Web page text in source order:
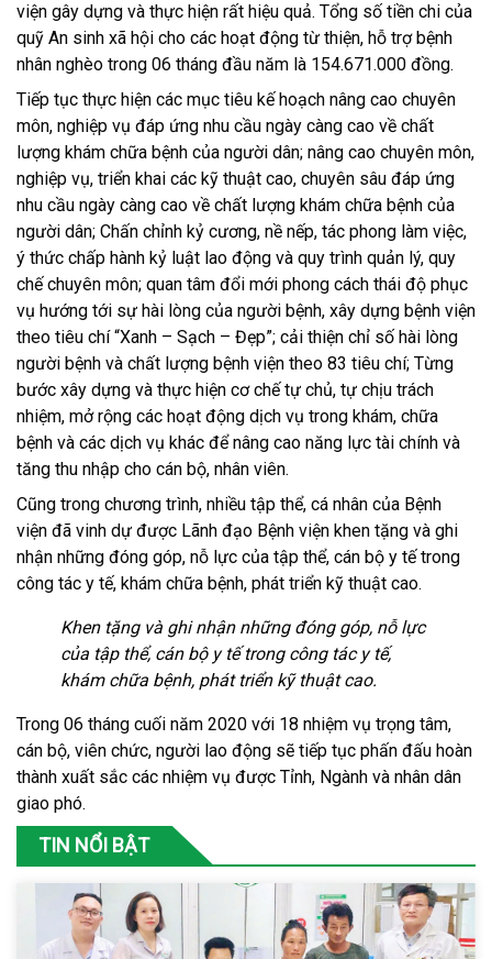
viện gây dựng và thực hiện rất hiệu quả. Tổng số tiền chi của
quỹ An sinh xã hội cho các hoạt động từ thiện, hỗ trợ bệnh
nhân nghèo trong 06 tháng đầu năm là 154.671.000 đồng.
Tiếp tục thực hiện các mục tiêu kế hoạch nâng cao chuyên
môn, nghiệp vụ đáp ứng nhu cầu ngày càng cao về chất
lượng khám chữa bệnh của người dân; nâng cao chuyên môn,
nghiệp vụ, triển khai các kỹ thuật cao, chuyên sâu đáp ứng
nhu cầu ngày càng cao về chất lượng khám chữa bệnh của
người dân; Chấn chỉnh kỷ cương, nề nếp, tác phong làm việc,
ý thức chấp hành kỷ luật lao động và quy trình quản lý, quy
chế chuyên môn; quan tâm đổi mới phong cách thái độ phục
vụ hướng tới sự hài lòng của người bệnh, xây dựng bệnh viện
theo tiêu chí “Xanh – Sạch – Đẹp”; cải thiện chỉ số hài lòng
người bệnh và chất lượng bệnh viện theo 83 tiêu chí; Từng
bước xây dựng và thực hiện cơ chế tự chủ, tự chịu trách
nhiệm, mở rộng các hoạt động dịch vụ trong khám, chữa
bệnh và các dịch vụ khác để nâng cao năng lực tài chính và
tăng thu nhập cho cán bộ, nhân viên.
Cũng trong chương trình, nhiều tập thể, cá nhân của Bệnh
viện đã vinh dự được Lãnh đạo Bệnh viện khen tặng và ghi
nhận những đóng góp, nỗ lực của tập thể, cán bộ y tế trong
công tác y tế, khám chữa bệnh, phát triển kỹ thuật cao.
Khen tặng và ghi nhận những đóng góp, nỗ lực
của tập thể, cán bộ y tế trong công tác y tế,
khám chữa bệnh, phát triển kỹ thuật cao.
Trong 06 tháng cuối năm 2020 với 18 nhiệm vụ trọng tâm,
cán bộ, viên chức, người lao động sẽ tiếp tục phấn đấu hoàn
thành xuất sắc các nhiệm vụ được Tỉnh, Ngành và nhân dân
giao phó.
TIN NỔI BẬT